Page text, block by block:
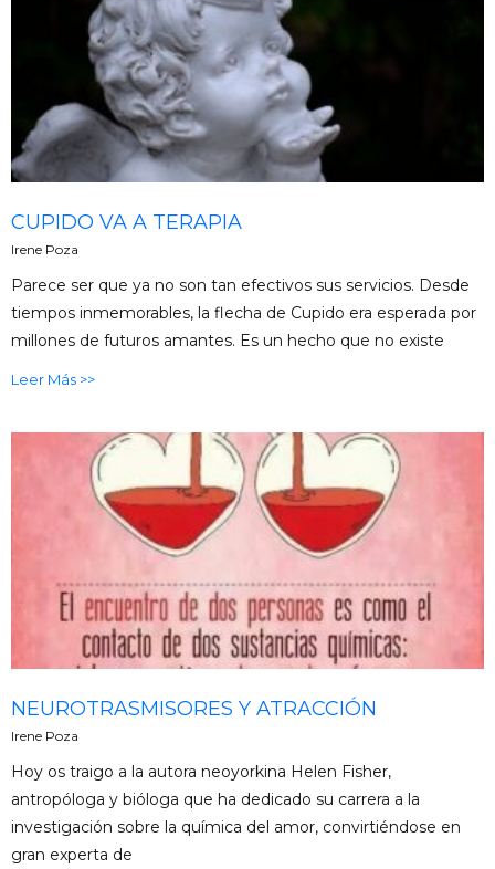
CUPIDO VA A TERAPIA
Irene Poza
Parece ser que ya no son tan efectivos sus servicios. Desde
tiempos inmemorables, la flecha de Cupido era esperada por
millones de futuros amantes. Es un hecho que no existe
Leer Más >>
NEUROTRASMISORES Y ATRACCIÓN
Irene Poza
Hoy os traigo a la autora neoyorkina Helen Fisher,
antropóloga y bióloga que ha dedicado su carrera a la
investigación sobre la química del amor, convirtiéndose en
gran experta de